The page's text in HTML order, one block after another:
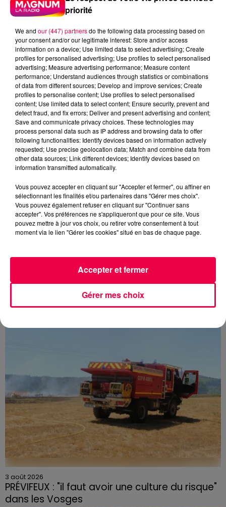
vous souhaitez l'afficher, merci de nous donner
votre accord en cliquant sur le bouton ci-
dessous.
Afficher l'élément
DERNIÈRES INFOS
Des assiettes Linvosges rappelées pour
Du plomb a été détecté dans deux assiettes en
3 août 2026
PRÉVIFEUX : "il faut avoir une culture du risque"
dans les Vosges
priorité
We and our (447) partnersdo the following data processing based on
your consent and/or our legitimate interest: Store and/or access
information on a device; Use limited data to select advertising; Create
profiles for personalised advertising; Use profiles to select personalised
advertising; Measure advertising performance; Measure content
performance; Understand audiences through statistics or combinations
of data from different sources; Develop and improve services; Create
profiles to personalise content; Use profiles to select personalised
content; Use limited data to select content; Ensure security, prevent and
detect fraud, and fix errors; Deliver and present advertising and content;
Save and communicate privacy choices. These technologies may
process personal data such as IP address and browsing data to offer
following functionalities: Identify devices based on information actively
requested; Use precise geolocation data; Match and combine data from
other data sources; Link different devices; Identify devices based on
information transmitted automatically.
Vous pouvez accepter en cliquant sur "Accepter et fermer", ou affiner en
sélectionnant les finalités et/ou partenaires dans "Gérer mes choix".
Vous pouvez également refuser en cliquant sur "Continuer sans
accepter". Vos préférences ne s'appliqueront que pour ce site. Vous
pouvez mettre à jour vos choix, ou retirer votre consentement à tout
moment via le lien "Gérer les cookies" situé en bas de chaque page.
Gérer mes choix
Accepter et fermer